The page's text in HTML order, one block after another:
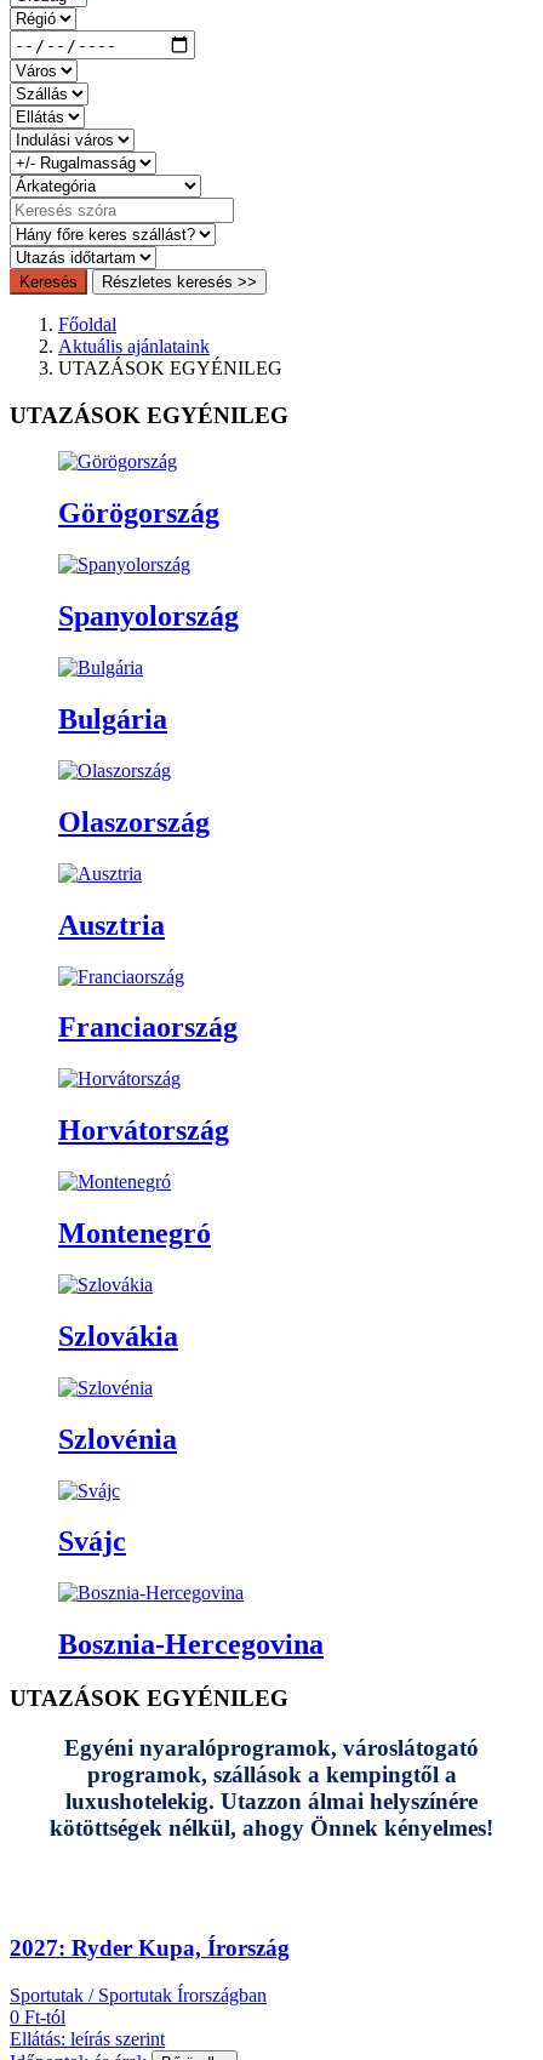
Keresés Részletes keresés >>
Főoldal
Aktuális ajánlataink
UTAZÁSOK EGYÉNILEG
UTAZÁSOK EGYÉNILEG
Görögország
Spanyolország
Bulgária
Olaszország
Ausztria
Franciaország
Horvátország
Montenegró
Szlovákia
Szlovénia
Svájc
Bosznia-Hercegovina
UTAZÁSOK EGYÉNILEG
Egyéni nyaralóprogramok, városlátogató
programok, szállások a kempingtől a
luxushotelekig. Utazzon álmai helyszínére
kötöttségek nélkül, ahogy Önnek kényelmes!
2027: Ryder Kupa, Írország
Sportutak / Sportutak Írországban
0 Ft-tól
Ellátás: leírás szerint